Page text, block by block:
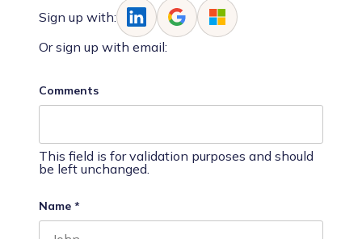
Sign up with:
Or sign up with email:
Comments
This field is for validation purposes and should
be left unchanged.
Name *